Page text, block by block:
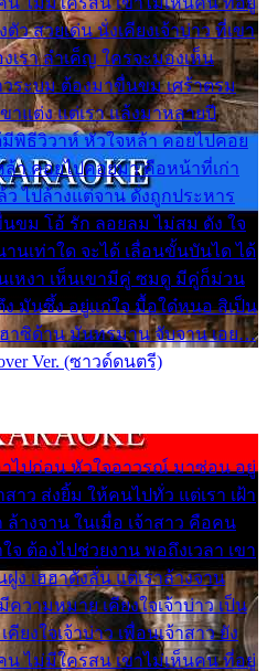
ว สวยเด่น นั่งเคียงเจ้าบ่าว ที่เขา
เรา ลำเค็ญ ใครจะมองเห็น
วระบม ต้องมาขื่นขม เศร้าตรม
าแต่ง แต่เรา แล้งมาหลายปี
พิธีวิวาห์ หัวใจหล้า คอยไปคอย
า คอยไปคอยมา คือหน้าที่เก่า
ไปล้างแต่จาน ดั่งถูกประหาร
นขม โอ้ รัก ลอยลม ไม่สม ดัง ใจ
นเท่าใด จะได้ เลื่อนขั้นบันได ได้
เหงา เห็นเขามีคู่ ซมดู มีคู่ก็ม่วน
ง มันซึ้ง อยู่แก่ใจ มื้อใด๋หนอ สิเป็น
ฮาซิด้าน มันทรมาน จับจาน เอย…
Ver. (ซาวด์ดนตรี)
าไปก่อน หัวใจอาวรณ์ มาซ่อน อยู่
าว ส่งยิ้ม ให้คนไปทั่ว แต่เรา เฝ้า
ล้างจาน ในเมื่อ เจ้าสาว คือคน
จ ต้องไปช่วยงาน พอถึงเวลา เขา
ง เฮฮาดังลั่น แต่เราล้างจาน
วามหมาย เคียงใจเจ้าบ่าว เป็น
งใจเจ้าบ่าว เพื่อนเจ้าสาว ยัง
ไม่มีใครสน เขาไม่เห็นคน ที่อยู่